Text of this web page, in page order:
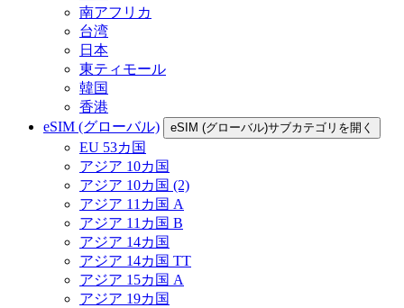
南アフリカ
台湾
日本
東ティモール
韓国
香港
eSIM (グローバル)
eSIM (グローバル)サブカテゴリを開く
EU 53カ国
アジア 10カ国
アジア 10カ国 (2)
アジア 11カ国 A
アジア 11カ国 B
アジア 14カ国
アジア 14カ国 TT
アジア 15カ国 A
アジア 19カ国